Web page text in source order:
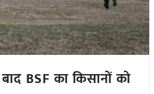
BSF का किसानों को